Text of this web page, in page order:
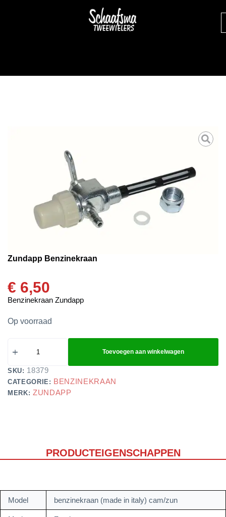
Zundapp Benzinekraan
€ 6,50
Benzinekraan Zundapp
Op voorraad
Toevoegen aan winkelwagen
SKU: 18379
CATEGORIE: BENZINEKRAAN
MERK: ZUNDAPP
PRODUCTEIGENSCHAPPEN
Model benzinekraan (made in italy) cam/zun